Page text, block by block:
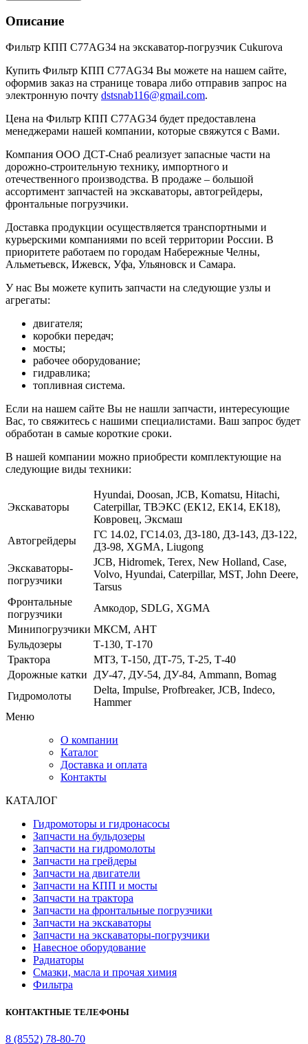
Описание
Фильтр КПП C77AG34 на экскаватор-погрузчик Cukurova
Купить Фильтр КПП C77AG34 Вы можете на нашем сайте,
оформив заказ на странице товара либо отправив запрос на
электронную почту dstsnab116@gmail.com.
Цена на Фильтр КПП C77AG34 будет предоставлена
менеджерами нашей компании, которые свяжутся с Вами.
Компания ООО ДСТ-Снаб реализует запасные части на
дорожно-строительную технику, импортного и
отечественного производства. В продаже – большой
ассортимент запчастей на экскаваторы, автогрейдеры,
фронтальные погрузчики.
Доставка продукции осуществляется транспортными и
курьерскими компаниями по всей территории России. В
приоритете работаем по городам Набережные Челны,
Альметьевск, Ижевск, Уфа, Ульяновск и Самара.
У нас Вы можете купить запчасти на следующие узлы и
агрегаты:
двигателя;
коробки передач;
мосты;
рабочее оборудование;
гидравлика;
топливная система.
Если на нашем сайте Вы не нашли запчасти, интересующие
Вас, то свяжитесь с нашими специалистами. Ваш запрос будет
обработан в самые короткие сроки.
В нашей компании можно приобрести комплектующие на
следующие виды техники:
Экскаваторы
Hyundai, Doosan, JCB, Komatsu, Hitachi,
Caterpillar, ТВЭКС (ЕК12, ЕК14, ЕК18),
Ковровец, Эксмаш
Автогрейдеры
ГС 14.02, ГС14.03, ДЗ-180, ДЗ-143, ДЗ-122,
ДЗ-98, XGMA, Liugong
Экскаваторы-
погрузчики
JCB, Hidromek, Terex, New Holland, Case,
Volvo, Hyundai, Caterpillar, MST, John Deere,
Tarsus
Фронтальные
погрузчики
Амкодор, SDLG, XGMA
Минипогрузчики МКСМ, АНТ
Бульдозеры
Т-130, Т-170
Трактора
МТЗ, Т-150, ДТ-75, Т-25, Т-40
Дорожные катки
ДУ-47, ДУ-54, ДУ-84, Ammann, Bomag
Гидромолоты
Delta, Impulse, Profbreaker, JCB, Indeco,
Hammer
Меню
О компании
Каталог
Доставка и оплата
Контакты
КАТАЛОГ
Гидромоторы и гидронасосы
Запчасти на бульдозеры
Запчасти на гидромолоты
Запчасти на грейдеры
Запчасти на двигатели
Запчасти на КПП и мосты
Запчасти на трактора
Запчасти на фронтальные погрузчики
Запчасти на экскаваторы
Запчасти на экскаваторы-погрузчики
Навесное оборудование
Радиаторы
Смазки, масла и прочая химия
Фильтра
КОНТАКТНЫЕ ТЕЛЕФОНЫ
8 (8552) 78-80-70